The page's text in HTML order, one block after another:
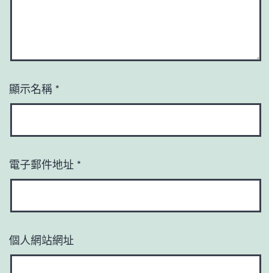
顯示名稱 *
電子郵件地址 *
個人網站網址